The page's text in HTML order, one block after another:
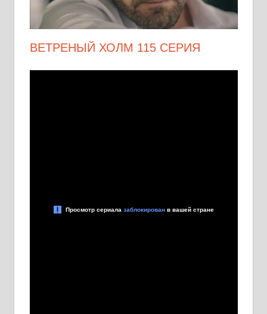
ВЕТРЕНЫЙ ХОЛМ 115 СЕРИЯ